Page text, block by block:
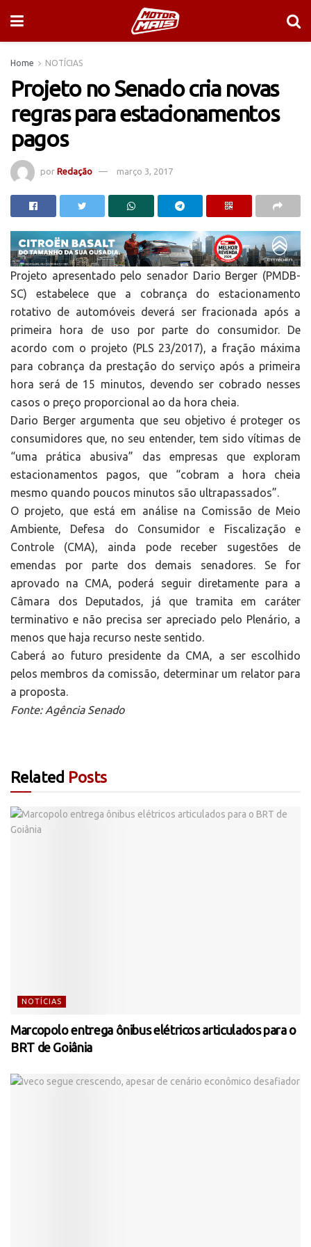
Home NOTÍCIAS
Projeto no Senado cria novas
regras para estacionamentos
pagos
por Redação março 3, 2017
Projeto apresentado pelo senador Dario Berger (PMDB-
SC) estabelece que a cobrança do estacionamento
rotativo de automóveis deverá ser fracionada após a
primeira hora de uso por parte do consumidor. De
acordo com o projeto (PLS 23/2017), a fração máxima
para cobrança da prestação do serviço após a primeira
hora será de 15 minutos, devendo ser cobrado nesses
casos o preço proporcional ao da hora cheia.
Dario Berger argumenta que seu objetivo é proteger os
consumidores que, no seu entender, tem sido vítimas de
“uma prática abusiva” das empresas que exploram
estacionamentos pagos, que “cobram a hora cheia
mesmo quando poucos minutos são ultrapassados”.
O projeto, que está em análise na Comissão de Meio
Ambiente, Defesa do Consumidor e Fiscalização e
Controle (CMA), ainda pode receber sugestões de
emendas por parte dos demais senadores. Se for
aprovado na CMA, poderá seguir diretamente para a
Câmara dos Deputados, já que tramita em caráter
terminativo e não precisa ser apreciado pelo Plenário, a
menos que haja recurso neste sentido.
Caberá ao futuro presidente da CMA, a ser escolhido
pelos membros da comissão, determinar um relator para
a proposta.
Fonte: Agência Senado
Related Posts
NOTÍCIAS
Marcopolo entrega ônibus elétricos articulados para o
BRT de Goiânia